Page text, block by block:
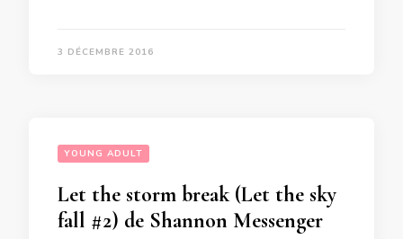
3 DÉCEMBRE 2016
YOUNG ADULT
Let the storm break (Let the sky
fall #2) de Shannon Messenger